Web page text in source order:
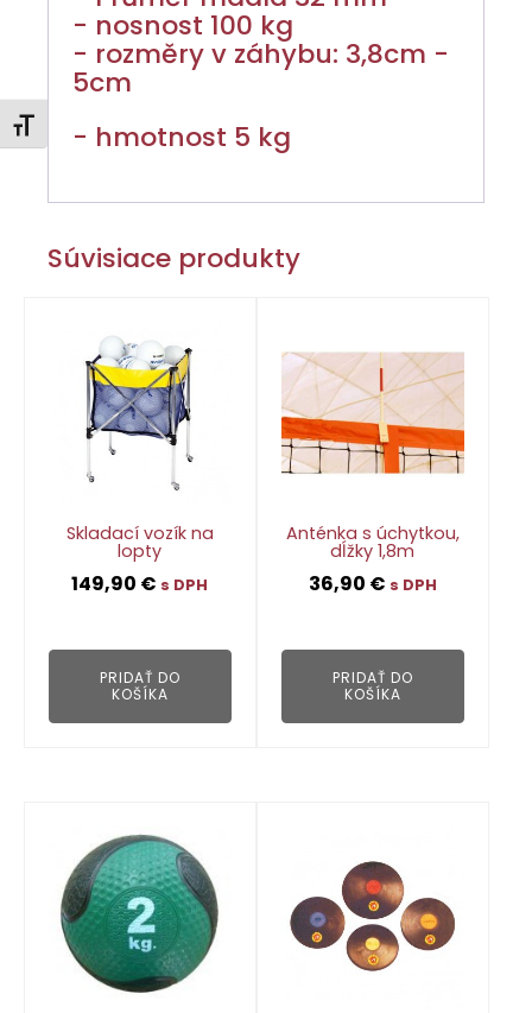
Zmeniť veľkosť písma
- nosnost 100 kg
- rozměry v záhybu: 3,8cm -
5cm
- hmotnost 5 kg
Súvisiace produkty
Skladací vozík na
lopty
149,90 € s DPH
PRIDAŤ DO
KOŠÍKA
Anténka s úchytkou,
dĺžky 1,8m
36,90 € s DPH
PRIDAŤ DO
KOŠÍKA